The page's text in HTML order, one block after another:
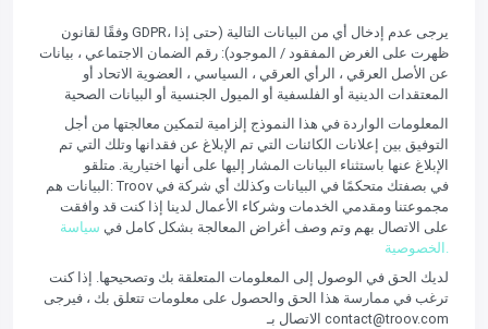
وفقًا لقانون GDPR، يرجى عدم إدخال أي من البيانات التالية (حتى إذا
ظهرت على الغرض المفقود / الموجود): رقم الضمان الاجتماعي ، بيانات
عن الأصل العرقي ، الرأي العرقي ، السياسي ، العضوية الاتحاد أو
المعتقدات الدينية أو الفلسفية أو الميول الجنسية أو البيانات الصحية
المعلومات الواردة في هذا النموذج إلزامية لتمكين معالجتها من أجل
التوفيق بين إعلانات الكائنات التي تم الإبلاغ عن فقدانها وتلك التي تم
الإبلاغ عنها باستثناء البيانات المشار إليها على أنها اختيارية. متلقو
البيانات هم: Troov في بصفتك متحكمًا في البيانات وكذلك أي شركة في
مجموعتنا ومقدمي الخدمات وشركاء الأعمال لدينا إذا كنت قد وافقت
على الاتصال بهم وتم وصف أغراض المعالجة بشكل كامل في سياسة
الخصوصية.
لديك الحق في الوصول إلى المعلومات المتعلقة بك وتصحيحها. إذا كنت
ترغب في ممارسة هذا الحق والحصول على معلومات تتعلق بك ، فيرجى
الاتصال بـ contact@troov.com